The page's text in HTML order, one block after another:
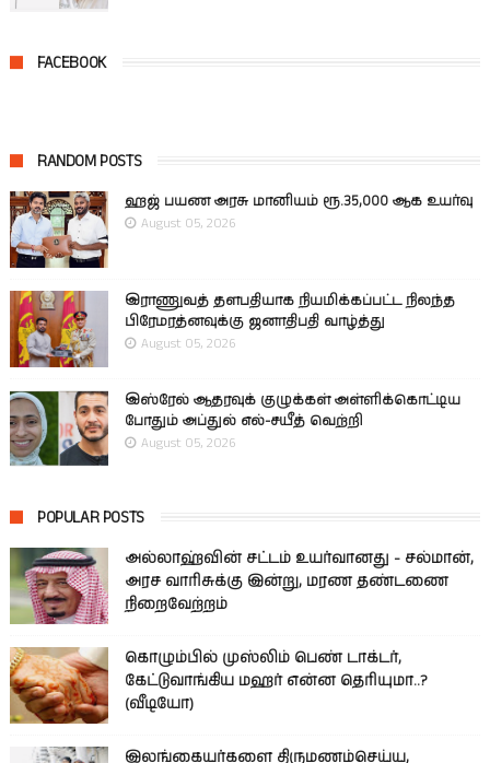
FACEBOOK
RANDOM POSTS
ஹஜ் பயண அரசு மானியம் ரூ.35,000 ஆக உயர்வு
August 05, 2026
இராணுவத் தளபதியாக நியமிக்கப்பட்ட நிலந்த
பிரேமரத்னவுக்கு ஜனாதிபதி வாழ்த்து
August 05, 2026
இஸ்ரேல் ஆதரவுக் குழுக்கள் அள்ளிக்கொட்டிய
போதும் அப்துல் எல்-சயீத் வெற்றி
August 05, 2026
POPULAR POSTS
அல்லாஹ்வின் சட்டம் உயர்வானது - சல்மான்,
அரச வாரிசுக்கு இன்று, மரண தண்டணை
நிறைவேற்றம்
கொழும்பில் முஸ்லிம் பெண் டாக்டர்,
கேட்டுவாங்கிய மஹர் என்ன தெரியுமா..?
(வீடியோ)
இலங்கையர்களை திருமணம்செய்ய,